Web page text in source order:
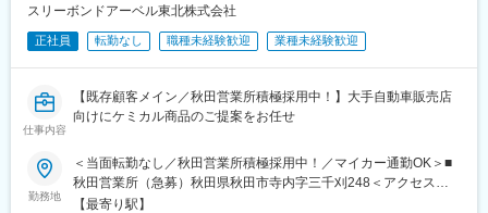
■当社について：
自動車に関わる幅広い事業を展開しており、これまでの実績や誠
実なスタンスが評価され、さまざまな自動車販売店様から安定的
に受注を頂いております。また、顧客の満足度を高めるために
も、従業員の満足度を重視しており、”カーケア業界で働き続けた
い会社No1”を目指しています。全従業員がお客様視点でよりよい
変更の範囲：会社の定める業務
ご自身の頑張り次第で、将来的に新潟の拠点長を目指すことも可
能です。
■企業情報
平成元年の創業以来、幅広い産業機器を取り扱い、常にお客様の
多様なニーズに応えてまいりました。
「人と自然のハーモニーをめざして」という企業テーマのもと、
保全に貢献できる企業であり続けることを目指しています。
私は先代である父からこの会社を引き継ぎ、社員が家族のような
温かい雰囲気の中で成長できる環境を整えてきました。先代が築
スリーボンドアーベル東北株式会社
正社員 転勤なし 職種未経験歓迎 業種未経験歓迎
仕事内容
【既存顧客メイン／秋田営業所積極採用中！】大手自動車販売店
向けにケミカル商品のご提案をお任せ
勤務地
＜当面転勤なし／秋田営業所積極採用中！／マイカー通勤OK＞■
秋田営業所（急募）秋田県秋田市寺内字三千刈248＜アクセス＞
泉外旭川駅より車で5分◎秋田営業所は人員強化のため、特に積極
【最寄り駅】